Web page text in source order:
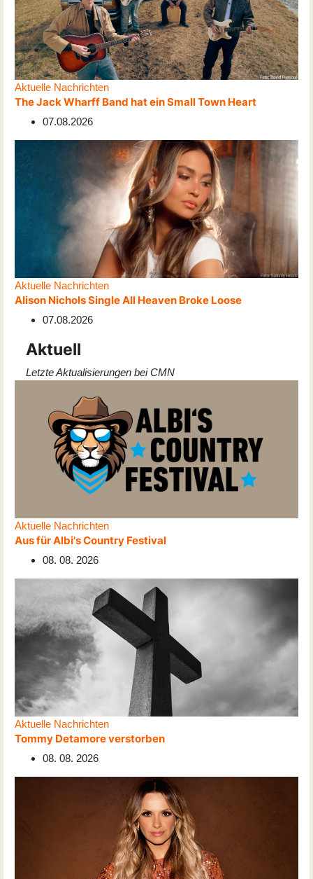
Aktuelle Nachrichten
The Jack Wharff Band hat ein Small Town Heart
07.08.2026
Aktuelle Nachrichten
Alison Nichols Single All Heaven Broke Loose
07.08.2026
Aktuell
Letzte Aktualisierungen bei CMN
Aktuelle Nachrichten
Aus für Albi's Country Festival
08. 08. 2026
Aktuelle Nachrichten
Tommy Detamore verstorben
08. 08. 2026